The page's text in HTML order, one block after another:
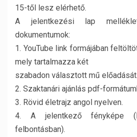
15-től lesz elérhető.
A jelentkezési lap
dokumentumok:
1. YouTube link formájában
mely tartalmazza két
szabadon választott mű előadását.
2. Szaktanári ajánlás pdf-
3. Rövid életrajz angol nyelven.
4. A jelentkező fényképe
felbontásban).